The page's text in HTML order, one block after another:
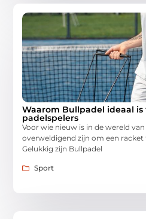
Waarom Bullpadel ideaal
padelspelers
Voor wie nieuw is in de wereld
overweldigend zijn om een racket
Gelukkig zijn Bullpadel
Sport